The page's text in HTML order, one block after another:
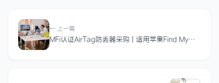
← 上一篇
MFi认证AirTag防丢器采购 | 适用苹果Find My网络全球GPS定位器批发